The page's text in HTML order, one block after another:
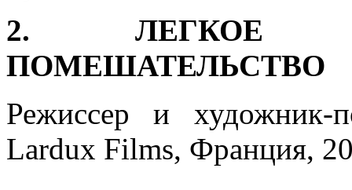
2. ЛЕГКОЕ
ПОМЕШАТЕЛЬСТВО
Режиссер и художник-
Lardux Films, Франция,